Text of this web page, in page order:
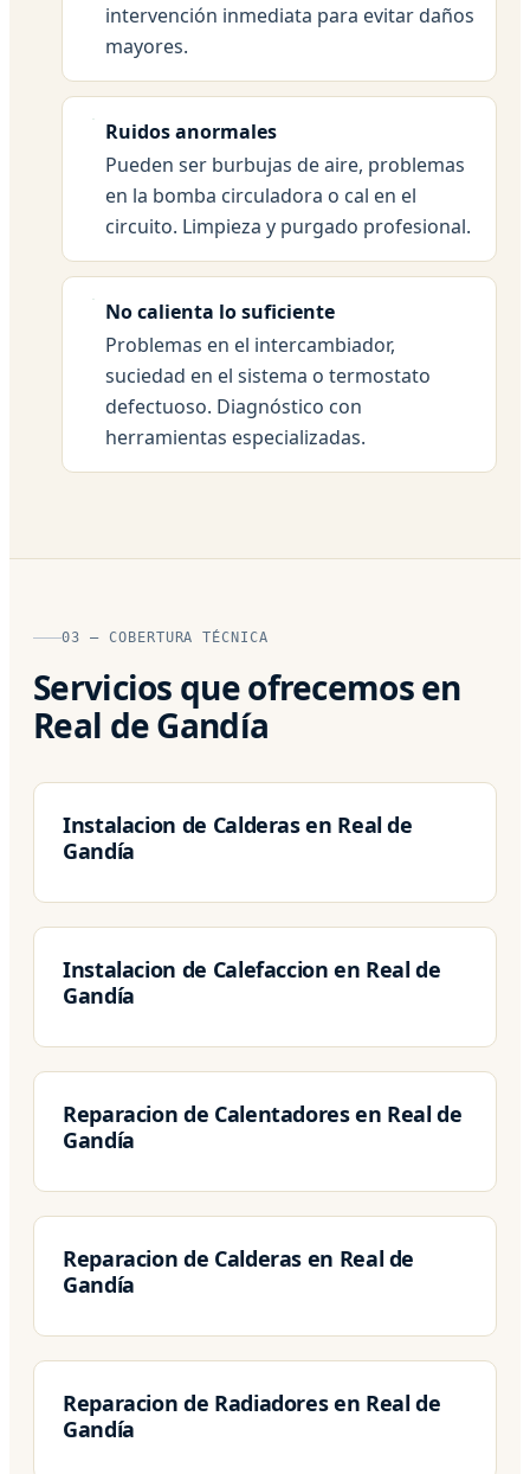
intervención inmediata para evitar daños
mayores.
Ruidos anormales
Pueden ser burbujas de aire, problemas
en la bomba circuladora o cal en el
circuito. Limpieza y purgado profesional.
No calienta lo suficiente
Problemas en el intercambiador,
suciedad en el sistema o termostato
defectuoso. Diagnóstico con
herramientas especializadas.
03 — COBERTURA TÉCNICA
Servicios que ofrecemos en
Real de Gandía
Instalacion de Calderas en Real de
Gandía
Instalacion de Calefaccion en Real de
Gandía
Reparacion de Calentadores en Real de
Gandía
Reparacion de Calderas en Real de
Gandía
Reparacion de Radiadores en Real de
Gandía